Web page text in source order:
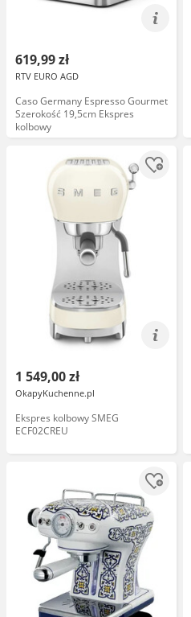
619,99 zł
RTV EURO AGD
Caso Germany Espresso Gourmet
Szerokość 19,5cm Ekspres
kolbowy
1 549,00 zł
OkapyKuchenne.pl
Ekspres kolbowy SMEG
ECF02CREU